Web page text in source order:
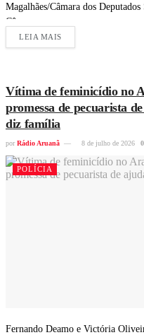
Magalhães/Câmara dos
Câmara...
LEIA MAIS
Vítima de feminicídio no
promessa de pecuarista
diz família
por Rádio Aruanã 8 de julho de 2026 0
POLÍCIA
Fernando Deamo e Victória